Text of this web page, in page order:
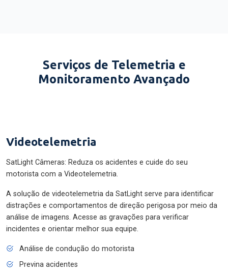
Serviços de Telemetria e
Monitoramento Avançado
Videotelemetria
SatLight Câmeras: Reduza os acidentes e cuide do seu
motorista com a Videotelemetria.
A solução de videotelemetria da SatLight serve para identificar
distrações e comportamentos de direção perigosa por meio da
análise de imagens. Acesse as gravações para verificar
incidentes e orientar melhor sua equipe.
Análise de condução do motorista
Previna acidentes